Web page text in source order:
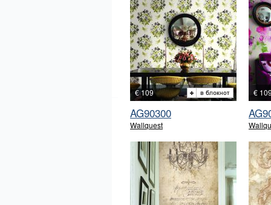
€ 109
AG90300
Wallquest
€